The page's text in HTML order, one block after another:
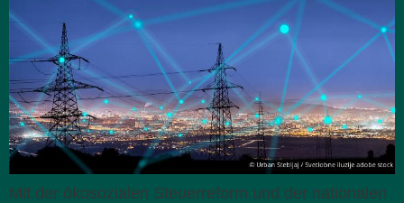
Mit der ökosozialen Steuerreform und der nationalen